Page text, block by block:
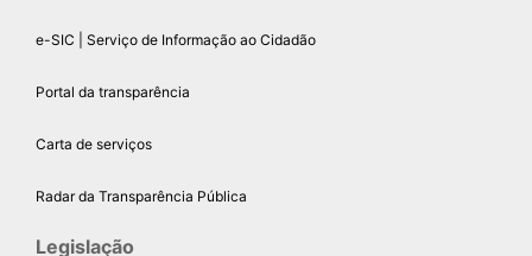
e-SIC | Serviço de Informação ao Cidadão
Portal da transparência
Carta de serviços
Radar da Transparência Pública
Legislação